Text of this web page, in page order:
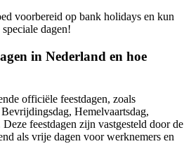
voorbereid op bank holidays en kun
dagen!
in Nederland en hoe
officiële feestdagen, zoals
Hemelvaartsdag,
feestdagen zijn vastgesteld door de
als vrije dagen voor werknemers en